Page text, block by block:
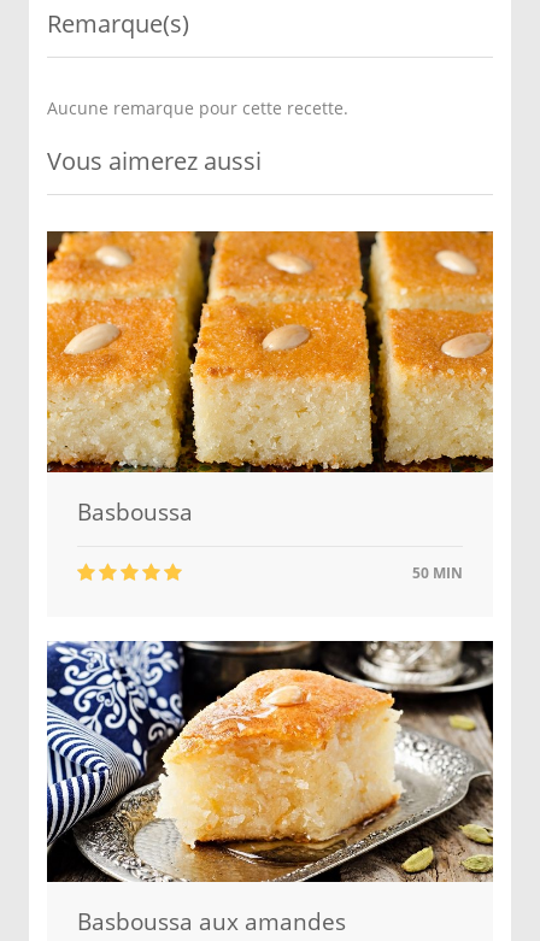
Remarque(s)
Aucune remarque pour cette recette.
Vous aimerez aussi
Basboussa
50 MIN
Basboussa aux amandes